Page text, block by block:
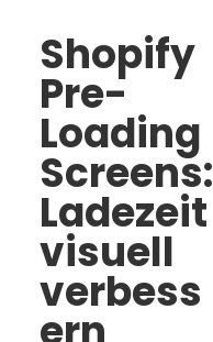
Shopify
Pre-
Loading
Screens:
Ladezeit
visuell
verbess